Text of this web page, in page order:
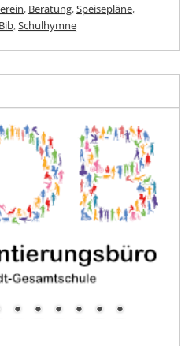
, Beratung,Speisepläne,
,Schulhymne